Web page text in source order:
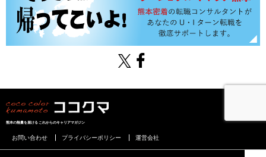
熊本の熱量を届けるこれからのキャリアマガジン
お問い合わせ プライバシーポリシー 運営会社